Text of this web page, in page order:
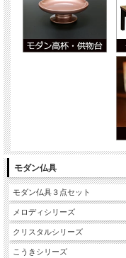
モダン仏具
モダン仏具３点セット
メロディシリーズ
クリスタルシリーズ
こうきシリーズ